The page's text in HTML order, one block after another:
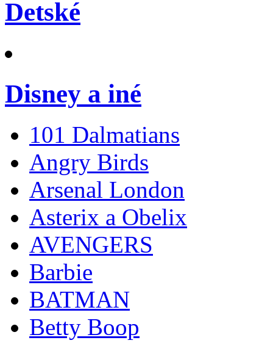
Detské
Disney a iné
101 Dalmatians
Angry Birds
Arsenal London
Asterix a Obelix
AVENGERS
Barbie
BATMAN
Betty Boop